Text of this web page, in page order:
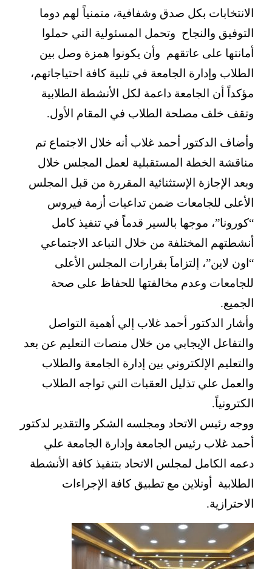
الانتخابات بكل صدق وشفافية، متمنياً لهم دوما
التوفيق والنجاح وتحمل المسئولية التي حملوا
أمانتها على عاتقهم وأن يكونوا همزة وصل بين
الطلاب وإدارة الجامعة في تلبية كافة احتياجاتهم،
مؤكداً أن الجامعة داعمة لكل الأنشطة الطلابية
وتقف خلف مصلحة الطلاب في المقام الأول.
وأضاف الدكتور أحمد غلاب أنه خلال الاجتماع تم
مناقشة الخطة المستقبلية لعمل المجلس خلال
وبعد الإجازة الإستثنائية المقررة من قبل المجلس
الأعلى للجامعات ضمن تداعيات أزمة فيروس
“كورونا”، موجها بالسير قدماً في تنفيذ كامل
أنشطتهم المختلفة من خلال التباعد الاجتماعي
“اون لاين”، إلتزاماََ بقرارات المجلس الأعلى
للجامعات وعدم مخالفتها للحفاظ على صحة
الجميع.
وأشار الدكتور أحمد غلاب إلي أهمية التواصل
والتفاعل الإيجابي من خلال منصات التعليم عن بعد
والتعليم الإلكتروني بين إدارة الجامعة والطلاب
والعمل علي تذليل العقبات التي تواجه الطلاب
الكترونياً.
ووجه رئيس الاتحاد ومجلسه الشكر والتقدير لدكتور
أحمد غلاب رئيس الجامعة وإدارة الجامعة علي
دعمه الكامل لمجلس الاتحاد بتنفيذ كافة الأنشطة
الطلابية أونلاين مع تطبيق كافة الإجراءات
الاحترازية.